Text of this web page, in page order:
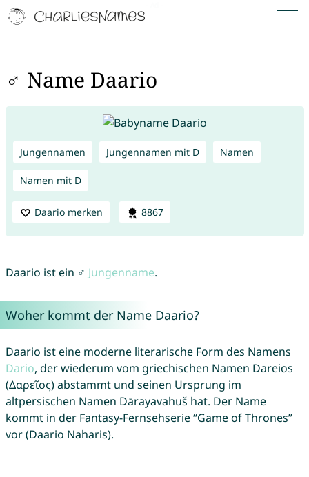
♂ Name Daario
Jungennamen Jungennamen mit D Namen
Namen mit D
Daario merken 8867
Daario ist ein ♂ Jungenname.
Woher kommt der Name Daario?
Daario ist eine moderne literarische Form des Namens
Dario, der wiederum vom griechischen Namen Dareios
(Δαρεῖος) abstammt und seinen Ursprung im
altpersischen Namen Dārayavahuš hat. Der Name
kommt in der Fantasy-Fernsehserie “Game of Thrones”
vor (Daario Naharis).